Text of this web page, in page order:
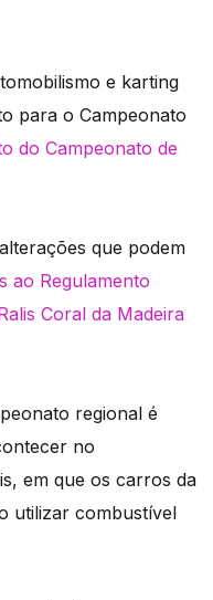
e karting
para o Campeonato
do Campeonato de
que podem
ao Regulamento
Coral da Madeira
regional é
no
em que os carros da
utilizar combustível